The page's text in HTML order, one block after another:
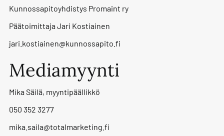
Kunnossapitoyhdistys Promaint ry
Päätoimittaja Jari Kostiainen
jari.kostiainen@kunnossapito.fi
Mediamyynti
Mika Säilä, myyntipäällikkö
050 352 3277
mika.saila@totalmarketing.fi